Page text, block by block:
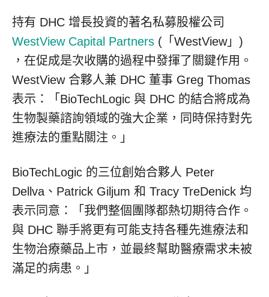
持有 DHC 增長投資的著名私募股權公司
WestView Capital Partners (「WestView」)
，在促成是次收購的過程中發揮了關鍵作用。
WestView 合夥人兼 DHC 董事 Greg Thomas
表示：「BioTechLogic 與 DHC 的結合將成為
生物製藥諮詢領域的強大企業，同時保持對先
進療法的重點關注。」
BioTechLogic 的三位創始合夥人 Peter
Dellva、Patrick Giljum 和 Tracy TreDenick 均
表示同意：「我們整個團隊都熱切期待合作。
與 DHC 聯手將更有可能支持各種先進療法和
生物治療藥品上市，並最終幫助醫療需求未被
滿足的病患。」